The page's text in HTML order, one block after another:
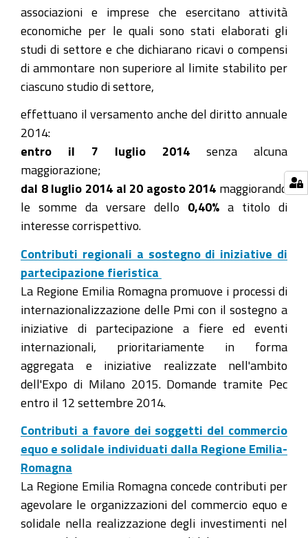
associazioni e imprese che esercitano attività
economiche per le quali sono stati elaborati gli
studi di settore e che dichiarano ricavi o compensi
di ammontare non superiore al limite stabilito per
ciascuno studio di settore,
effettuano il versamento anche del diritto annuale
2014:
entro il 7 luglio 2014 senza alcuna
maggiorazione;
dal 8 luglio 2014 al 20 agosto 2014 maggiorando
le somme da versare dello 0,40% a titolo di
interesse corrispettivo.
Contributi regionali a sostegno di iniziative di
partecipazione fieristica
La Regione Emilia Romagna promuove i processi di
internazionalizzazione delle Pmi con il sostegno a
iniziative di partecipazione a fiere ed eventi
internazionali, prioritariamente in forma
aggregata e iniziative realizzate nell'ambito
dell'Expo di Milano 2015. Domande tramite Pec
entro il 12 settembre 2014.
Contributi a favore dei soggetti del commercio
equo e solidale individuati dalla Regione Emilia-
Romagna
La Regione Emilia Romagna concede contributi per
agevolare le organizzazioni del commercio equo e
solidale nella realizzazione degli investimenti nel